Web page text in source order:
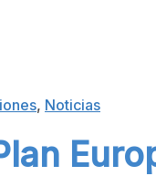
, Noticias